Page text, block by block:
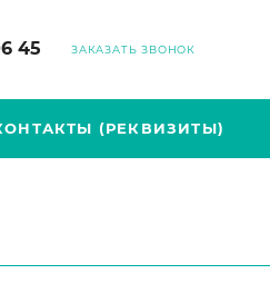
45 ЗАКАЗАТЬ ЗВОНОК
(РЕКВИЗИТЫ)